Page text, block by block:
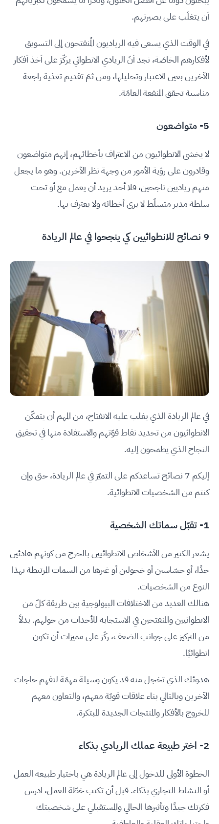
أن يتغلّب على بصيرتهم.
في الوقت الذي يسعى فيه الرياديون المُنفتحون إلى التسويق
لأفكارهم الخاصّة، نجد أنّ الريادي الانطوائي يركّز على أخذ أفكار
الآخرين بعين الاعتبار وتحليلها، ومن ثمّ تقديم تغذية راجعة
مناسبة تحقق المنفعة العامّة.
5- متواضعون
لا يخشى الانطوائيون من الاعتراف بأخطائهم، إنهم متواضعون
وقادرون على رؤية الأمور من وجهة نظر الآخرين. وهو ما يجعل
منهم رياديين ناجحين، فلا أحد يريد أن يعمل مع أو تحت
سلطة مدير متسلّط لا يرى أخطائه ولا يعترف بها.
9 نصائح للانطوائيين كي ينجحوا في عالم الريادة
في عالم الريادة الذي يغلب عليه الانفتاح، من المهم أن يتمكّن
الانطوائيون من تحديد نقاط قوّتهم والاستفادة منها في تحقيق
النجاح الذي يطمحون إليه.
إليكم 7 نصائح تساعدكم على التميّز في عالم الريادة، حتى وإن
كنتم من الشخصيات الانطوائية.
1- تقبّل سماتك الشخصية
يشعر الكثير من الأشخاص الانطوائيين بالحرج من كونهم هادئين
جدًا، أو حسّاسين أو خجولين أو غيرها من السمات المرتبطة بهذا
النوع من الشخصيات.
هنالك العديد من الاختلافات البيولوجية بين طريقة كلّ من
الانطوائيين والمنفتحين في الاستجابة للأحداث من حولهم. بدلاً
من التركيز على جوانب الضعف، ركّز على مميزات أن تكون
انطوائيًا.
هدوئك الذي تخجل منه قد يكون وسيلة مهمّة لتفهم حاجات
الآخرين وبالتالي بناء علاقات قويّة معهم، والتعاون معهم
للخروج بالأفكار والمنتجات الجديدة المبتكرة.
2- اختر طبيعة عملك الريادي بذكاء
الخطوة الأولى للدخول إلى عالم الريادة هي باختيار طبيعة العمل
أو النشاط التجاري بذكاء. قبل أن تكتب خطّة العمل، ادرس
فكرتك جيدًا وتأثيرها الحالي والمستقبلي على شخصيتك